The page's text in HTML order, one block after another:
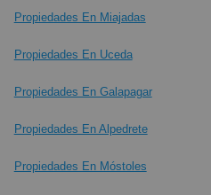
Propiedades En Miajadas
Propiedades En Uceda
Propiedades En Galapagar
Propiedades En Alpedrete
Propiedades En Móstoles